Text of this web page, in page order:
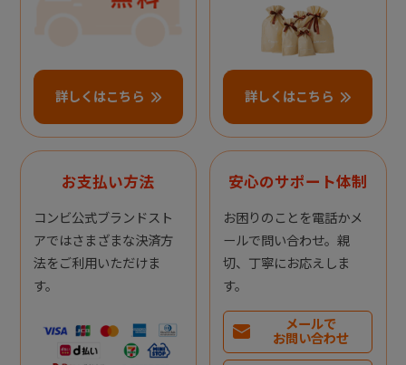
詳しくはこちら 詳しくはこちら
お支払い方法
コンビ公式ブランドスト
アではさまざまな決済方
法をご利用いただけま
す。
安心のサポート体制
お困りのことを電話かメ
ールで問い合わせ。親
切、丁寧にお応えしま
す。
メールで
お問い合わせ